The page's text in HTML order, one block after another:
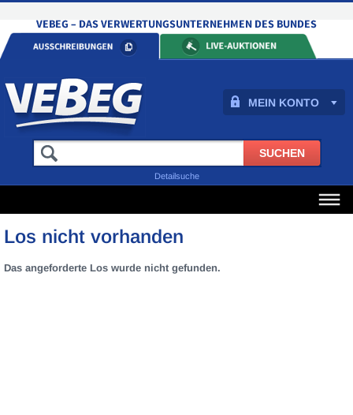
MEIN KONTO
Detailsuche
Los nicht vorhanden
Das angeforderte Los wurde nicht gefunden.